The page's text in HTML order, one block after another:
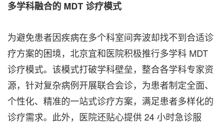
多学科融合的 MDT 诊疗模式
为避免患者因疾病在多个科室间奔波却找不到合适诊
疗方案的困境，北京宜和医院积极推行多学科 MDT
诊疗模式。该模式打破学科壁垒，整合各学科专家资
源，针对复杂病例开展联合会诊，为患者制定全面、
个性化、精准的一站式诊疗方案，满足患者多样化的
诊疗需求。此外，医院还贴心提供 24 小时急诊服